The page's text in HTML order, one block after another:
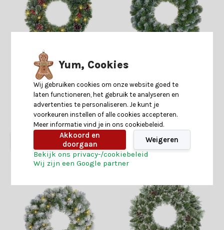
Creston kerstkrans incl.
besjes en dennenappels |
groen met bevroren details
& LED lampjes | 45cm
2 reviews
Shop is gesloten
17,99
Norton kerstkrans | groen
met bevroren details | 45cm
Op voorraad
15,99 7,99
Yum, Cookies
Wij gebruiken cookies om onze website goed te
laten functioneren, het gebruik te analyseren en
advertenties te personaliseren. Je kunt je
voorkeuren instellen of alle cookies accepteren.
Meer informatie vind je in ons cookiebeleid.
Akkoord en
doorgaan
Weigeren
Bekijk ons privacy-/cookiebeleid
Wij zijn een Google partner